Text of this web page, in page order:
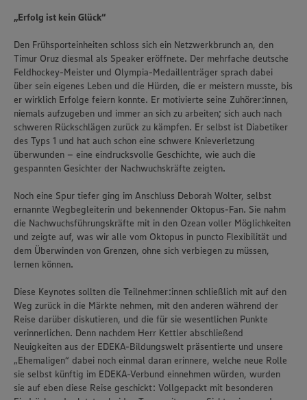
„Erfolg ist kein Glück“
Den Frühsporteinheiten schloss sich ein Netzwerkbrunch an, den
Timur Oruz diesmal als Speaker eröffnete. Der mehrfache deutsche
Feldhockey-Meister und Olympia-Medaillenträger sprach dabei
über sein eigenes Leben und die Hürden, die er meistern musste, bis
er wirklich Erfolge feiern konnte. Er motivierte seine Zuhörer:innen,
niemals aufzugeben und immer an sich zu arbeiten; sich auch nach
schweren Rückschlägen zurück zu kämpfen. Er selbst ist Diabetiker
des Typs 1 und hat auch schon eine schwere Knieverletzung
überwunden – eine eindrucksvolle Geschichte, wie auch die
gespannten Gesichter der Nachwuchskräfte zeigten.
Noch eine Spur tiefer ging im Anschluss Deborah Wolter, selbst
ernannte Wegbegleiterin und bekennender Oktopus-Fan. Sie nahm
die Nachwuchsführungskräfte mit in den Ozean voller Möglichkeiten
und zeigte auf, was wir alle vom Oktopus in puncto Flexibilität und
dem Überwinden von Grenzen, ohne sich verbiegen zu müssen,
lernen können.
Diese Keynotes sollten die Teilnehmer:innen schließlich mit auf den
Weg zurück in die Märkte nehmen, mit den anderen während der
Reise darüber diskutieren, und die für sie wesentlichen Punkte
verinnerlichen. Denn nachdem Herr Kettler abschließend
Neuigkeiten aus der EDEKA-Bildungswelt präsentierte und unsere
„Ehemaligen“ dabei noch einmal daran erinnere, welche neue Rolle
sie selbst künftig im EDEKA-Verbund einnehmen würden, wurden
sie auf eben diese Reise geschickt: Vollgepackt mit besonderen